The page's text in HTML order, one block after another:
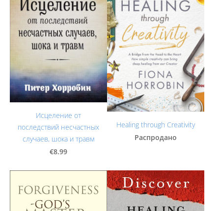
Исцеление от
последствий несчастных
случаев, шока и травм
€8.99
Healing through Creativity
Распродано